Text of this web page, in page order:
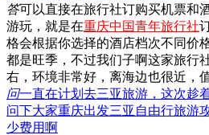
答可以直接在旅行社订购买机票和
游玩，就是在重庆中国青年旅行社
格会根据你选择的酒店档次不同价
都是旺季，不过我们子啊这家旅行
右，环境非常好，离海边也很近，
问一直在计划去三亚旅游，这次趁
问下大家重庆出发三亚自由行旅游
少费用啊